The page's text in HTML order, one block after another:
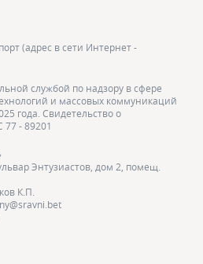
(адрес в сети Интернет -
службой по надзору в сфере
и массовых коммуникаций
года. Свидетельство о
- 89201
Энтузиастов, дом 2, помещ.
К.П.